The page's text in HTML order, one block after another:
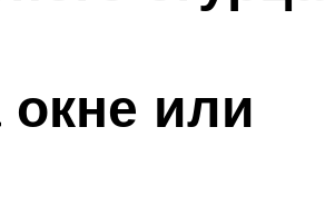
или